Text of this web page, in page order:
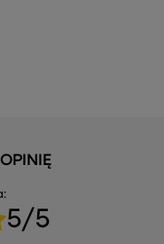
5/5